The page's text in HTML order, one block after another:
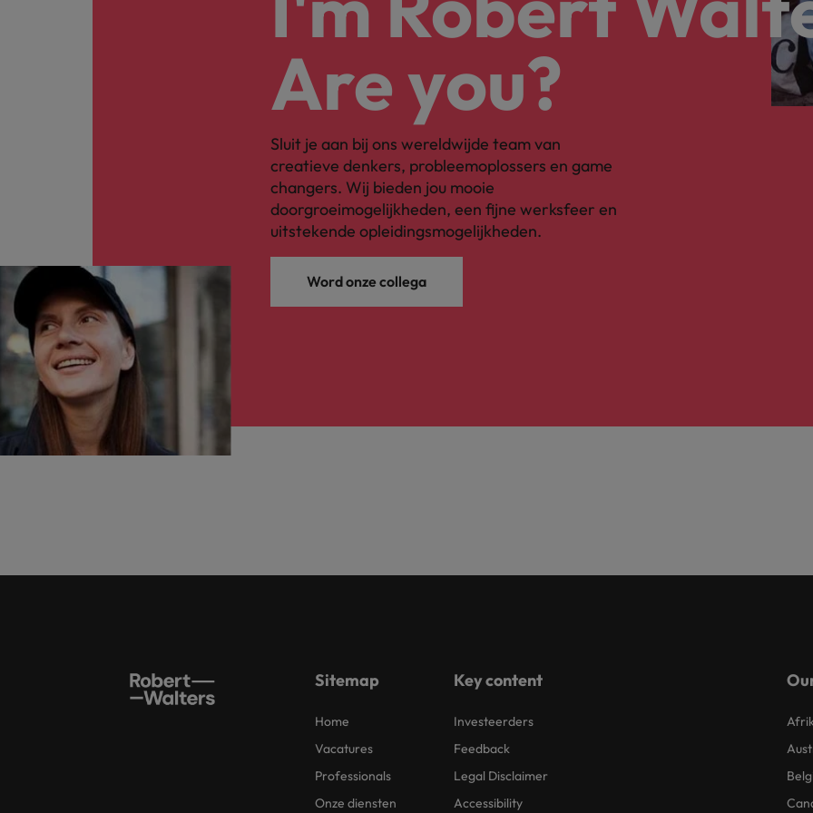
Are you?
Sluit je aan bij ons wereldwijde team van
creatieve denkers, probleemoplossers en game
changers. Wij bieden jou mooie
doorgroeimogelijkheden, een fijne werksfeer en
uitstekende opleidingsmogelijkheden.
Word onze collega
Sitemap
Home
Vacatures
Professionals
Onze diensten
Key content
Investeerders
Feedback
Legal Disclaimer
Accessibility